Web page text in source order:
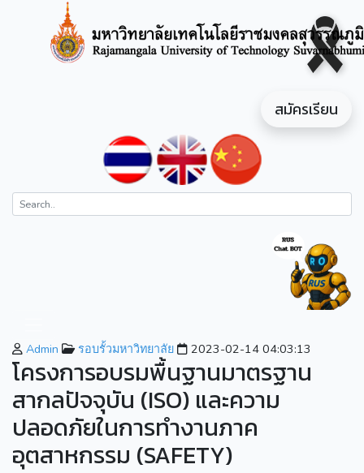
สมัครเรียน
Admin รอบรั้วมหาวิทยาลัย 2023-02-14 04:03:13
โครงการอบรมพื้นฐานมาตรฐาน
สากลปัจจุบัน (ISO) และความ
ปลอดภัยในการทำงานภาค
อุตสาหกรรม (SAFETY)